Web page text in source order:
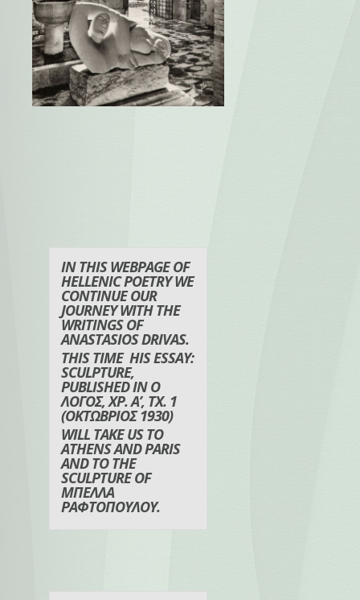
IN THIS WEBPAGE OF
HELLENIC POETRY WE
CONTINUE OUR
JOURNEY WITH THE
WRITINGS OF
ANASTASIOS DRIVAS.
THIS TIME HIS ESSAY:
SCULPTURE,
PUBLISHED IN Ο
ΛΟΓΟΣ, ΧΡ. Α’, ΤΧ. 1
(ΟΚΤΩΒΡΙΟΣ 1930)
WILL TAKE US TO
ATHENS AND PARIS
AND TO THE
SCULPTURE OF
ΜΠΕΛΛΑ
ΡΑΦΤΟΠΟΥΛΟΥ.